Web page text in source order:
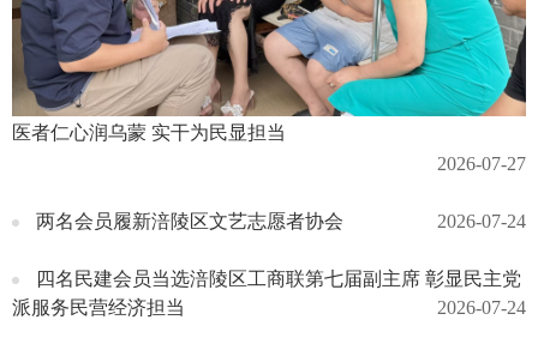
医者仁心润乌蒙 实干为民显担当
2026-07-27
两名会员履新涪陵区文艺志愿者协会 2026-07-24
四名民建会员当选涪陵区工商联第七届副主席 彰显民主党
派服务民营经济担当
2026-07-24